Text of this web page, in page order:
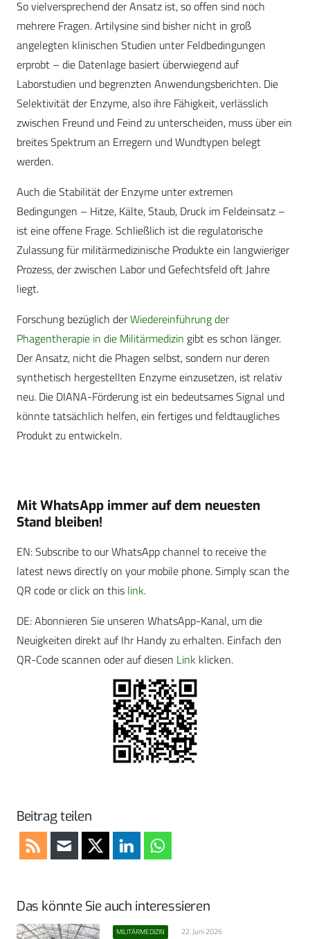
So vielversprechend der Ansatz ist, so offen sind noch
mehrere Fragen. Artilysine sind bisher nicht in groß
angelegten klinischen Studien unter Feldbedingungen
erprobt – die Datenlage basiert überwiegend auf
Laborstudien und begrenzten Anwendungsberichten. Die
Selektivität der Enzyme, also ihre Fähigkeit, verlässlich
zwischen Freund und Feind zu unterscheiden, muss über ein
breites Spektrum an Erregern und Wundtypen belegt
werden.
Auch die Stabilität der Enzyme unter extremen
Bedingungen – Hitze, Kälte, Staub, Druck im Feldeinsatz –
ist eine offene Frage. Schließlich ist die regulatorische
Zulassung für militärmedizinische Produkte ein langwieriger
Prozess, der zwischen Labor und Gefechtsfeld oft Jahre
liegt.
Forschung bezüglich derWiedereinführung der
Phagentherapie in die Militärmedizin gibt es schon länger.
Der Ansatz, nicht die Phagen selbst, sondern nur deren
synthetisch hergestellten Enzyme einzusetzen, ist relativ
neu. Die DIANA-Förderung ist ein bedeutsames Signal und
könnte tatsächlich helfen, ein fertiges und feldtaugliches
Produkt zu entwickeln.
Mit WhatsApp immer auf dem neuesten
Stand bleiben!
EN: Subscribe to our WhatsApp channel to receive the
latest news directly on your mobile phone. Simply scan the
QR code or click on this link.
DE: Abonnieren Sie unseren WhatsApp-Kanal, um die
Neuigkeiten direkt auf Ihr Handy zu erhalten. Einfach den
QR-Code scannen oder auf diesen Link klicken.
Beitrag teilen
Das könnte Sie auch interessieren
MILITÄRMEDIZIN 22. Juni 2026